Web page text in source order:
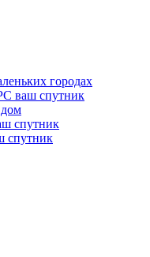
городах
ваш спутник
спутник
спутник